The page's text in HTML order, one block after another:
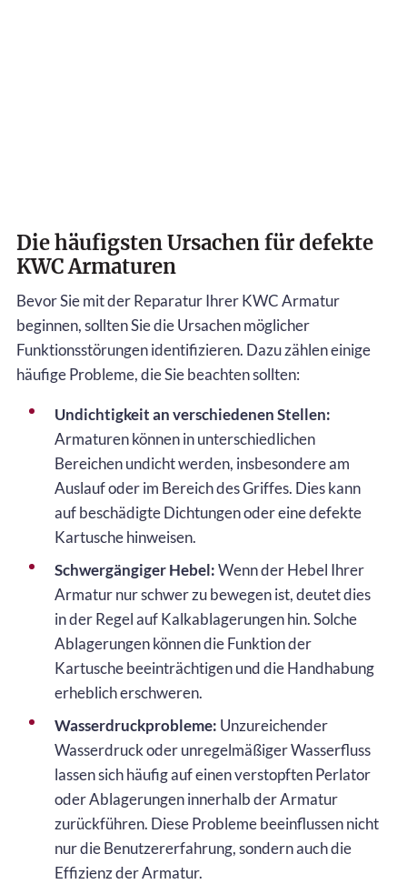
Die häufigsten Ursachen für defekte
KWC Armaturen
Bevor Sie mit der Reparatur Ihrer KWC Armatur
beginnen, sollten Sie die Ursachen möglicher
Funktionsstörungen identifizieren. Dazu zählen einige
häufige Probleme, die Sie beachten sollten:
Undichtigkeit an verschiedenen Stellen:
Armaturen können in unterschiedlichen
Bereichen undicht werden, insbesondere am
Auslauf oder im Bereich des Griffes. Dies kann
auf beschädigte Dichtungen oder eine defekte
Kartusche hinweisen.
Schwergängiger Hebel:Wenn der Hebel Ihrer
Armatur nur schwer zu bewegen ist, deutet dies
in der Regel auf Kalkablagerungen hin. Solche
Ablagerungen können die Funktion der
Kartusche beeinträchtigen und die Handhabung
erheblich erschweren.
Wasserdruckprobleme: Unzureichender
Wasserdruck oder unregelmäßiger Wasserfluss
lassen sich häufig auf einen verstopften Perlator
oder Ablagerungen innerhalb der Armatur
zurückführen. Diese Probleme beeinflussen nicht
nur die Benutzererfahrung, sondern auch die
Effizienz der Armatur.